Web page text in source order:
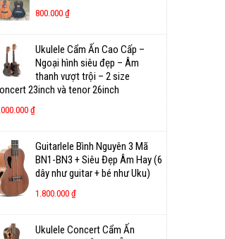
800.000 ₫
Ukulele Cẩm Ấn Cao Cấp –
Ngoại hình siêu đẹp – Âm
thanh vượt trội – 2 size
23inch và tenor 26inch
₫
Guitarlele Bình Nguyên 3 Mã
BN1-BN3 + Siêu Đẹp Âm Hay (6
dây như guitar + bé như Uku)
1.800.000 ₫
Ukulele Concert Cẩm Ấn